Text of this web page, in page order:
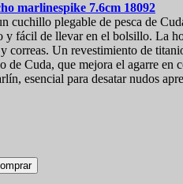
marlinespike 7.6cm 18092
cuchillo plegable de pesca de
y fácil de llevar en el bolsillo. La
correas. Un revestimiento de
de Cuda, que mejora el agarre
esencial para desatar nudos